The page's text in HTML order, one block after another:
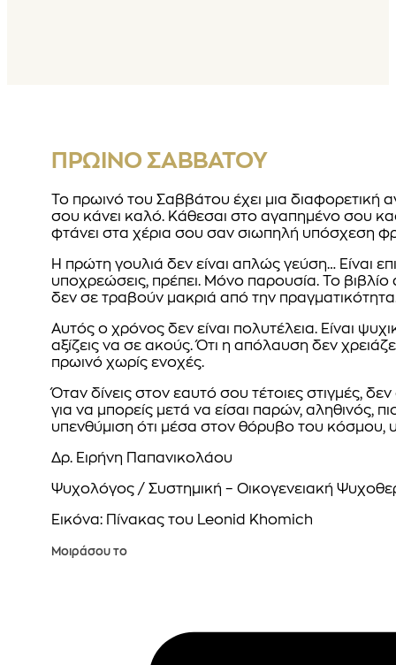
ΠΡΩΙΝΌ ΣΑΒΒΆΤΟΥ
Το πρωινό του Σαββάτου έχει μια διαφορετική
σου κάνει καλό. Κάθεσαι στο αγαπημένο σου
φτάνει στα χέρια σου σαν σιωπηλή υπόσχεση
Η πρώτη γουλιά δεν είναι απλώς γεύση… Είναι
υποχρεώσεις, πρέπει. Μόνο παρουσία. Το βιβλίο
δεν σε τραβούν μακριά από την
Αυτός ο χρόνος δεν είναι πολυτέλεια. Είναι
αξίζεις να σε ακούς. Ότι η απόλαυση δεν
πρωινό χωρίς ενοχές.
Όταν δίνεις στον εαυτό σου τέτοιες στιγμές,
για να μπορείς μετά να είσαι παρών, αληθινός,
υπενθύμιση ότι μέσα στον θόρυβο του κόσμου,
Δρ. Ειρήνη Παπανικολάου
Ψυχολόγος / Συστημική – Οικογενειακή
Εικόνα: Πίνακας του Leonid Khomich
Μοιράσου το